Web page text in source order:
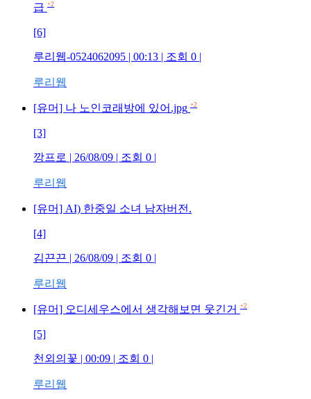
급 +2
[6]
루리웹-0524062095 | 00:13 | 조회 0 |
루리웹
[유머] 나 노인코래방에 있어.jpg +2
[3]
깡프로 | 26/08/09 | 조회 0 |
루리웹
[유머] AI) 한중일 소녀 남자버전.
[4]
김끈끈 | 26/08/09 | 조회 0 |
루리웹
[유머] 오디세우스에서 생각해보면 웃긴거 +2
[5]
천외의꽃 | 00:09 | 조회 0 |
루리웹